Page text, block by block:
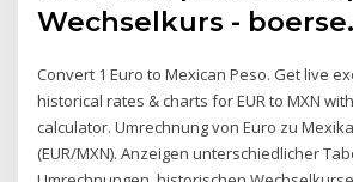
Wechselkurs -
Convert 1 Euro to Mexican Peso. Get live
historical rates & charts for EUR to MXN
calculator. Umrechnung von Euro zu
(EUR/MXN). Anzeigen unterschiedlicher